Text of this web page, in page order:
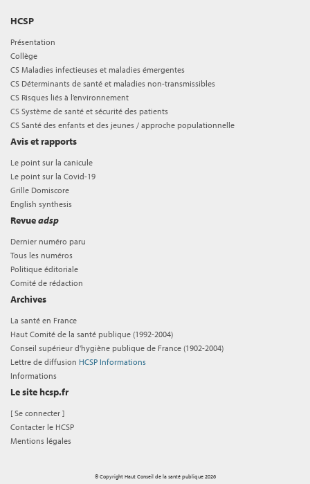
HCSP
Présentation
Collège
CS Maladies infectieuses et maladies émergentes
CS Déterminants de santé et maladies non-transmissibles
CS Risques liés à l’environnement
CS Système de santé et sécurité des patients
CS Santé des enfants et des jeunes / approche populationnelle
Avis et rapports
Le point sur la canicule
Le point sur la Covid-19
Grille Domiscore
English synthesis
Revueadsp
Dernier numéro paru
Tous les numéros
Politique éditoriale
Comité de rédaction
Archives
La santé en France
Haut Comité de la santé publique (1992-2004)
Conseil supérieur d'hygiène publique de France (1902-2004)
Lettre de diffusion HCSP Informations
Informations
Le site hcsp.fr
[Se connecter ]
Contacter le HCSP
Mentions légales
© Copyright Haut Conseil de la santé publique 2026